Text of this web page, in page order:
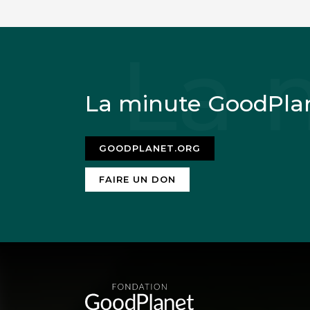
La minute
GOODPLANET.ORG
FAIRE UN DON